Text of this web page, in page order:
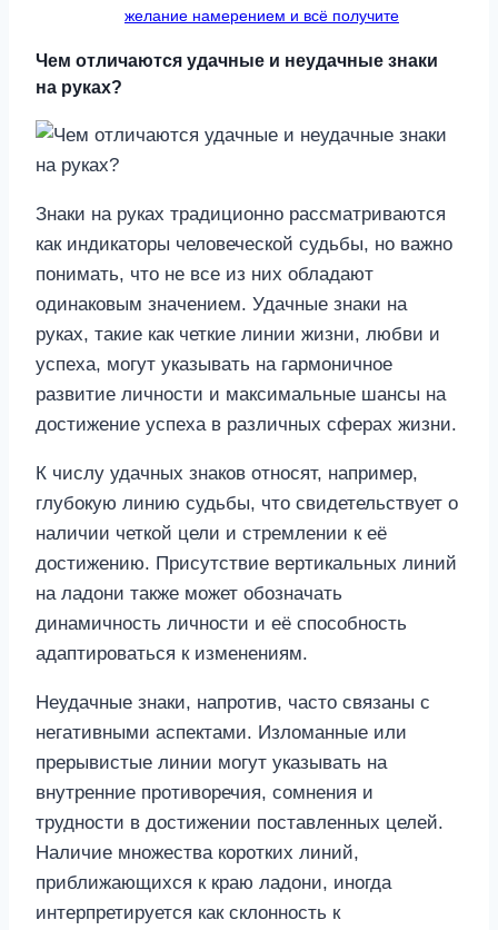
желание намерением и всё получите
Чем отличаются удачные и неудачные знаки
на руках?
Знаки на руках традиционно рассматриваются
как индикаторы человеческой судьбы, но важно
понимать, что не все из них обладают
одинаковым значением. Удачные знаки на
руках, такие как четкие линии жизни, любви и
успеха, могут указывать на гармоничное
развитие личности и максимальные шансы на
достижение успеха в различных сферах жизни.
К числу удачных знаков относят, например,
глубокую линию судьбы, что свидетельствует о
наличии четкой цели и стремлении к её
достижению. Присутствие вертикальных линий
на ладони также может обозначать
динамичность личности и её способность
адаптироваться к изменениям.
Неудачные знаки, напротив, часто связаны с
негативными аспектами. Изломанные или
прерывистые линии могут указывать на
внутренние противоречия, сомнения и
трудности в достижении поставленных целей.
Наличие множества коротких линий,
приближающихся к краю ладони, иногда
интерпретируется как склонность к